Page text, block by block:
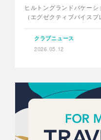
ヒルトングランドバケー
（エグゼクティブバイスプ
クラブニュース
2026.05.12